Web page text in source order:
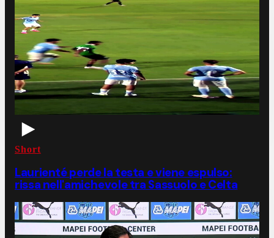
Short
Laurienté perde la testa e viene espulso:
rissa nell'amichevole tra Sassuolo e Celta